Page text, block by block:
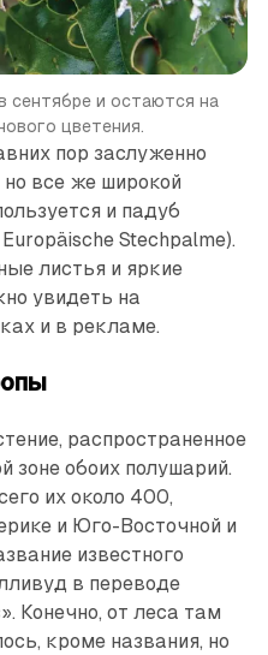
сентябре и остаются на
цветения.
пор заслуженно
все же широкой
и падуб
Stechpalme).
листья и яркие
увидеть на
и в рекламе.
распространенное
зоне обоих полушарий.
их около 400,
и Юго-Восточной и
известного
в переводе
Конечно, от леса там
кроме названия, но